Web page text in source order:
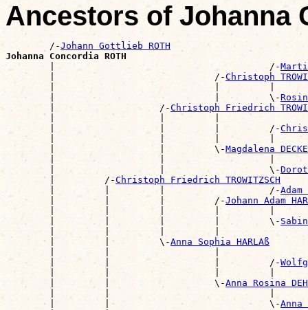
Ancestors of Johanna
        /-
Johann Gottlieb ROTH
Johanna Concordia ROTH
|                                       /-
        |                             /-
Christoph
        |                             |         \-
        |                   /-
Christoph Friedrich
|                   |         |
        |                   |         |         /-
|                   |         |         |
        |                   |         \-
Magdalena
|                   |                   |
        |                   |                   \-
        |         /-
Christoph Friedrich TROWITZSCH
        |         |         |                   /-
Adam
        |         |         |         /-
Johann Adam
|         |         |         |         |
        |         |         |         |         \-
|         |         |         |
        |         |         \-
Anna Sophia HARLAß
|         |                   |
        |         |                   |         /-
|         |                   |         |
        |         |                   \-
Anna Rosina
|         |                             |
        |         |                             \-
Anna